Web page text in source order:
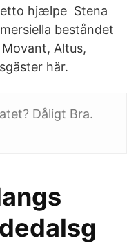
hjælpe Stena
beståndet
Altus,
här.
Dåligt Bra.